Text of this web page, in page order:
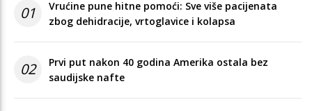
01
Vrućine pune hitne pomoći: Sve više pacijenata
zbog dehidracije, vrtoglavice i kolapsa
02
Prvi put nakon 40 godina Amerika ostala bez
saudijske nafte